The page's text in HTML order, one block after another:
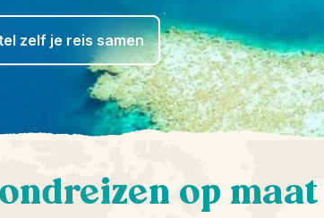
zelf je reis samen
op maat